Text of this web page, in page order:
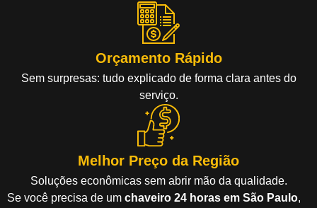
Orçamento Rápido
Sem surpresas: tudo explicado de forma clara antes do
serviço.
Melhor Preço da Região
Soluções econômicas sem abrir mão da qualidade.
Se você precisa de um chaveiro 24 horas em São Paulo,